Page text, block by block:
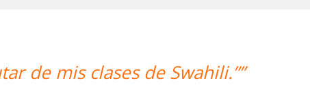
“”Hemos realizado nuestra